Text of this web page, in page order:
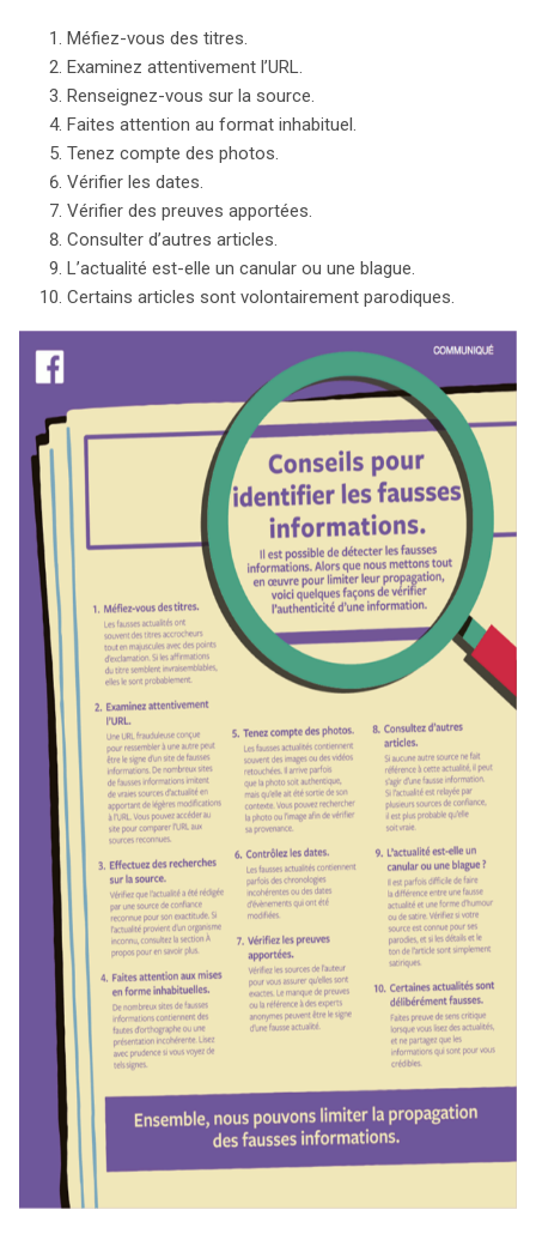
Méfiez-vous des titres.
Examinez attentivement l’URL.
Renseignez-vous sur la source.
Faites attention au format inhabituel.
Tenez compte des photos.
Vérifier les dates.
Vérifier des preuves apportées.
Consulter d’autres articles.
L’actualité est-elle un canular ou une blague.
Certains articles sont volontairement parodiques.
search